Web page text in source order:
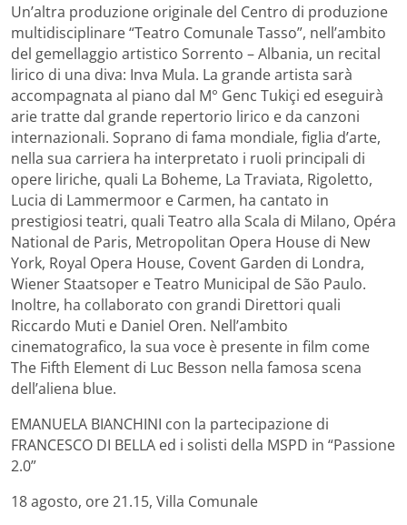
Un’altra produzione originale del Centro di produzione
multidisciplinare “Teatro Comunale Tasso”, nell’ambito
del gemellaggio artistico Sorrento – Albania, un recital
lirico di una diva: Inva Mula. La grande artista sarà
accompagnata al piano dal M° Genc Tukiçi ed eseguirà
arie tratte dal grande repertorio lirico e da canzoni
internazionali. Soprano di fama mondiale, figlia d’arte,
nella sua carriera ha interpretato i ruoli principali di
opere liriche, quali La Boheme, La Traviata, Rigoletto,
Lucia di Lammermoor e Carmen, ha cantato in
prestigiosi teatri, quali Teatro alla Scala di Milano, Opéra
National de Paris, Metropolitan Opera House di New
York, Royal Opera House, Covent Garden di Londra,
Wiener Staatsoper e Teatro Municipal de São Paulo.
Inoltre, ha collaborato con grandi Direttori quali
Riccardo Muti e Daniel Oren. Nell’ambito
cinematografico, la sua voce è presente in film come
The Fifth Element di Luc Besson nella famosa scena
dell’aliena blue.
EMANUELA BIANCHINI con la partecipazione di
FRANCESCO DI BELLA ed i solisti della MSPD in “Passione
2.0”
18 agosto, ore 21.15, Villa Comunale